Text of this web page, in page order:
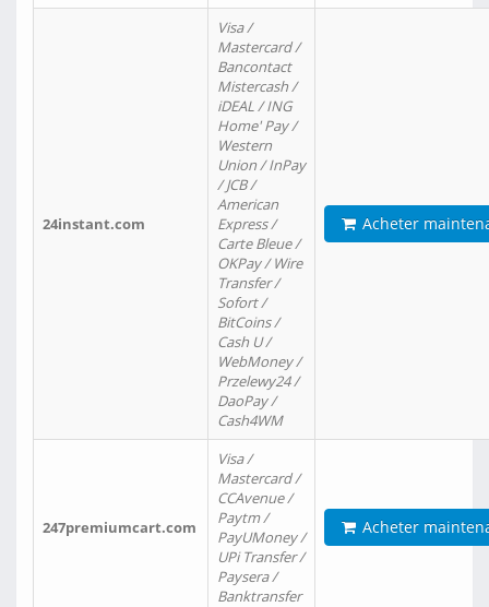
24instant.com
Visa /
Mastercard /
Bancontact
Mistercash /
iDEAL / ING
Home' Pay /
Western
Union / InPay
/ JCB /
American
Express /
Carte Bleue /
OKPay / Wire
Transfer /
Sofort /
BitCoins /
Cash U /
WebMoney /
Przelewy24 /
DaoPay /
Cash4WM
Acheter
247premiumcart.com
Visa /
Mastercard /
CCAvenue /
Paytm /
PayUMoney /
UPi Transfer /
Paysera /
Banktransfer
Acheter